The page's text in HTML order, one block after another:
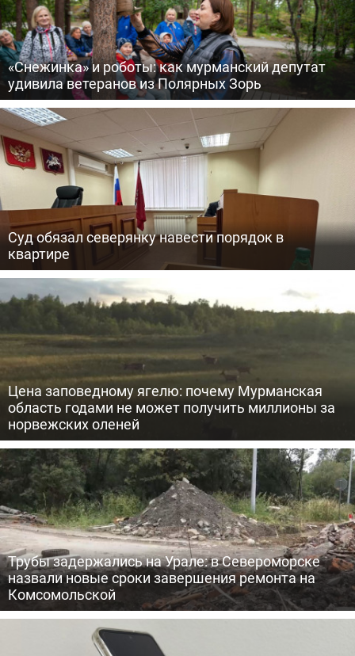
«Снежинка» и роботы: как мурманский депутат
удивила ветеранов из Полярных Зорь
Суд обязал северянку навести порядок в
квартире
Цена заповедному ягелю: почему Мурманская
область годами не может получить миллионы за
норвежских оленей
Трубы задержались на Урале: в Североморске
назвали новые сроки завершения ремонта на
Комсомольской